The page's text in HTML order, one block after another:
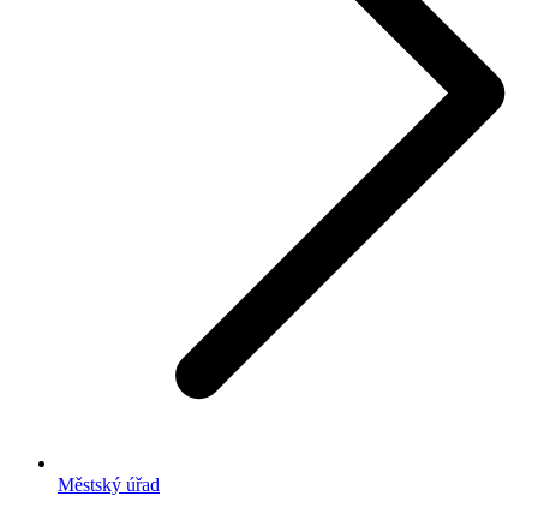
Městský úřad